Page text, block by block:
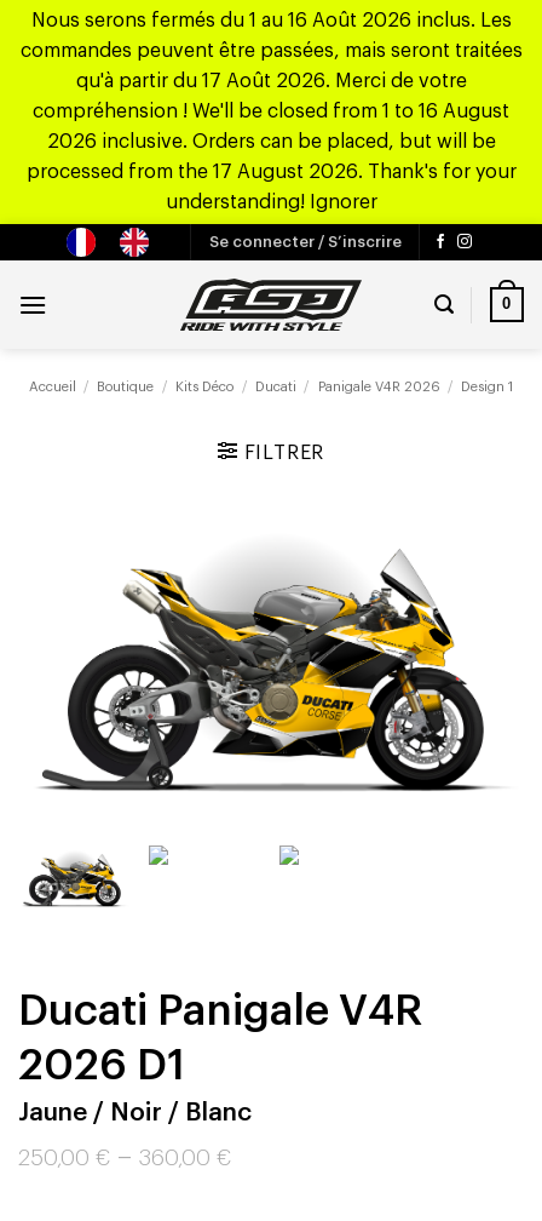
Nous serons fermés du 1 au 16 Août 2026 inclus. Les
commandes peuvent être passées, mais seront traitées
qu'à partir du 17 Août 2026. Merci de votre
compréhension ! We'll be closed from 1 to 16 August
2026 inclusive. Orders can be placed, but will be
processed from the 17 August 2026. Thank's for your
understanding! Ignorer
contenu
Se connecter / S’inscrire
0
Accueil / Boutique / Kits Déco / Ducati / Panigale V4R 2026 / Design 1
FILTRER
Ducati Panigale V4R
2026 D1
Jaune / Noir / Blanc
250,00 € – 360,00 €